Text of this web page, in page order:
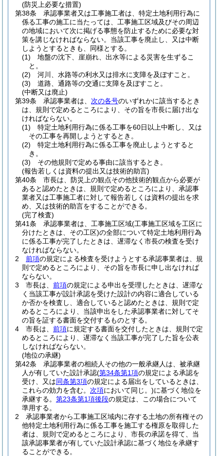
(防災上必要な措置)
第38条
承認事業者又は工事施工者は、特定土地利用行為に
係る工事の施工に当たっては、工事施工区域及びその周辺
の地域において次に掲げる事態を防止するために必要な対
策を講じなければならない。 当該工事を廃止し、又は中断
しようとするときも、同様とする。
(1)
地盤の沈下、崖崩れ、出水等による災害を生ずるこ
と。
(2)
河川、水路等の利水又は排水に支障を及ぼすこと。
(3)
道路、通路等の交通に支障を及ぼすこと。
(中断又は廃止)
第39条
承認事業者は、 次の各号のいずれかに該当するとき
は、規則で定めるところにより、その旨を市長に届け出な
ければならない。
(1)
特定土地利用行為に係る工事を60日以上中断し、又は
その工事を再開しようとするとき。
(2)
特定土地利用行為に係る工事を廃止しようとすると
き。
(3)
その他規則で定める事由に該当するとき。
(報告若しくは資料の提出又は技術的助言)
第40条
市長は、防災上の観点その他技術的観点から必要が
あると認めたときは、規則で定めるところにより、承認事
業者又は工事施工者に対して報告若しくは資料の提出を求
め、又は技術的助言をすることができる。
(完了検査)
第41条
承認事業者は、工事施工区域(工事施工区域を工区に
分けたときは、その工区)の全部について特定土地利用行為
に係る工事が完了したときは、遅滞なく市長の検査を受け
なければならない。
2
前項の規定による検査を受けようとする承認事業者は、規
則で定めるところにより、その旨を市長に申し出なければ
ならない。
3
市長は、 前項の規定による申出を受理したときは、遅滞な
く当該工事が設計承認を受けた設計の内容に適合している
か否かを検査し、適合していると認めたときは、規則で定
めるところにより、当該申出をした承認事業者に対してそ
の旨を証する書面を交付するものとする。
4
市長は、 前項に規定する書面を交付したときは、規則で定
めるところにより、遅滞なく当該工事が完了した旨を公表
しなければならない。
(地位の承継)
第42条
承認事業者の相続人その他の一般承継人は、被承継
人が有していた設計承認(第34条第1項の規定による承認を
受け、又は同条第3項の規定による届出をしているときは、
これらの効力を含む。 次項において同じ。)に基づく地位を
承継する。 第23条第1項後段の規定は、この場合について
準用する。
2
承認事業者から工事施工区域内に存する土地の所有権その
他特定土地利用行為に係る工事を施工する権原を取得した
者は、規則で定めるところにより、市長の承諾を得て、当
該承認事業者が有していた設計承認に基づく地位を承継す
ることができる。